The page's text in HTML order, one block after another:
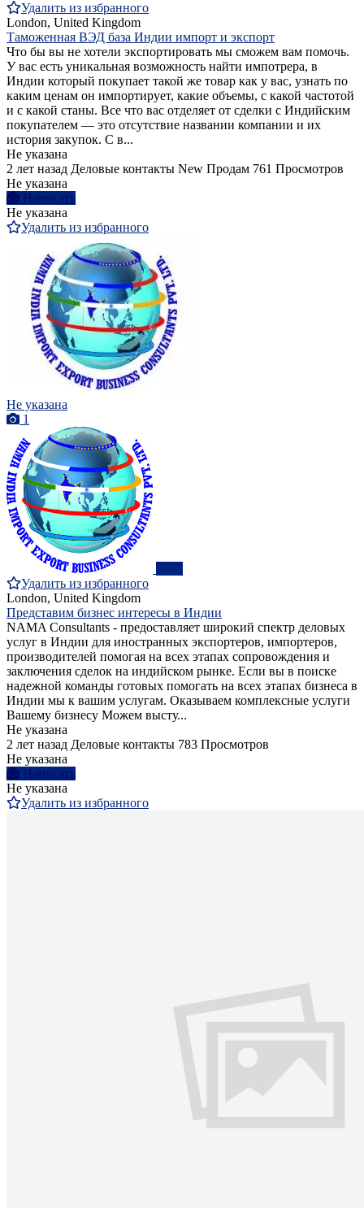
Удалить из избранного
London, United Kingdom
Таможенная ВЭД база Индии импорт и экспорт
Что бы вы не хотели экспортировать мы сможем вам помочь.
У вас есть уникальная возможность найти импотрера, в
Индии который покупает такой же товар как у вас, узнать по
каким ценам он импортирует, какие объемы, с какой частотой
и с какой станы. Все что вас отделяет от сделки с Индийским
покупателем — это отсутствие названии компании и их
история закупок. С в...
Не указана
2 лет назад Деловые контакты New Продам 761 Просмотров
Не указана
Написать
Не указана
Удалить из избранного
Не указана
1
Удалить из избранного
London, United Kingdom
Представим бизнес интересы в Индии
NAMA Consultants - предоставляет широкий спектр деловых
услуг в Индии для иностранных экспортеров, импортеров,
производителей помогая на всех этапах сопровождения и
заключения сделок на индийском рынке. Если вы в поиске
надежной команды готовых помогать на всех этапах бизнеса в
Индии мы к вашим услугам. Оказываем комплексные услуги
Вашему бизнесу Можем высту...
Не указана
2 лет назад Деловые контакты 783 Просмотров
Не указана
Написать
Не указана
Удалить из избранного